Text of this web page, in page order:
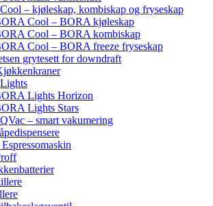
– kjøleskap, kombiskap og fryseskap
Cool – BORA kjøleskap
Cool – BORA kombiskap
Cool – BORA freeze fryseskap
grytesett for downdraft
Lights Horizon
Lights Stars
– smart vakumering